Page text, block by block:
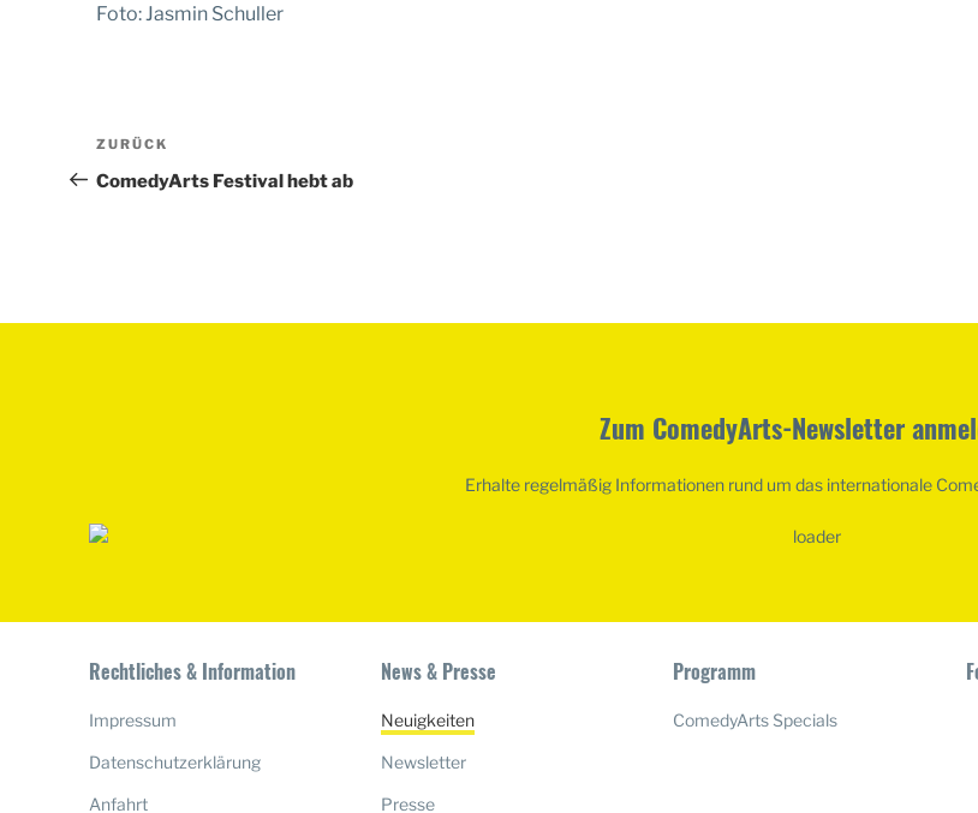
Foto: Jasmin Schuller
Beitragsnavigation
Vorheriger
Beitrag
ZURÜCK
ComedyArts Festival hebt ab
Zum ComedyArts-Newsletter
Erhalte regelmäßig Informationen rund um das internationale
Rechtliches & Information
Impressum
Datenschutzerklärung
Anfahrt
News & Presse
Neuigkeiten
Newsletter
Presse
Programm
ComedyArts Specials